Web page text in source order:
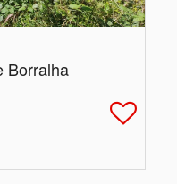
Borralha